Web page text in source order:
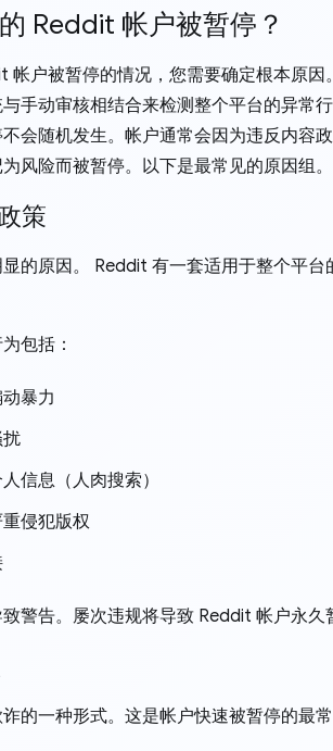
Reddit 帐户被暂停？
帐户被暂停的情况，您需要确定根本原因
手动审核相结合来检测整个平台的异常
会随机发生。帐户通常会因为违反内容
风险而被暂停。以下是最常见的原因组。
策
的原因。 Reddit 有一套适用于整个平台
包括：
暴力
信息（人肉搜索）
侵犯版权
警告。屡次违规将导致 Reddit 帐户永久
的一种形式。这是帐户快速被暂停的最